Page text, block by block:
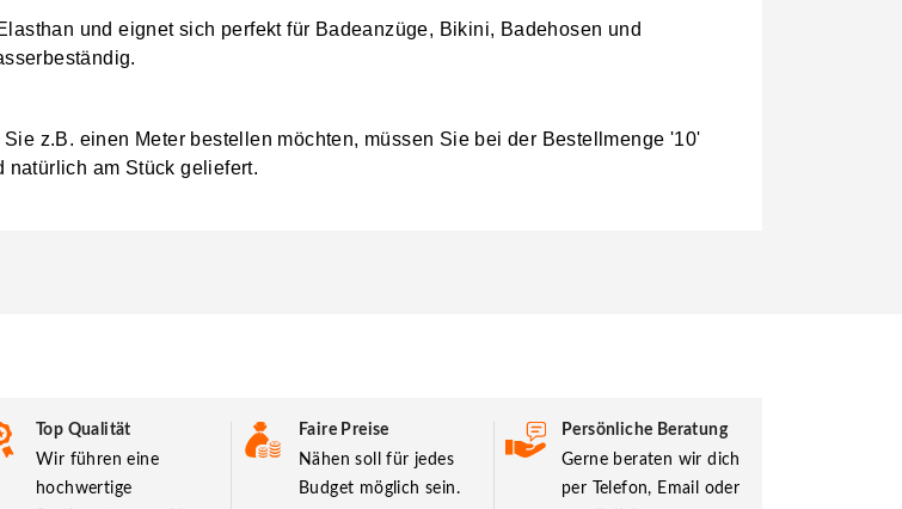
und eignet sich perfekt für Badeanzüge, Bikini, Badehosen und
z.B. einen Meter bestellen möchten, müssen Sie bei der Bestellmenge '10'
natürlich am Stück geliefert.
Top Qualität
Wir führen eine
hochwertige
Faire Preise
Nähen soll für jedes
Budget möglich sein.
Persönliche Beratung
Gerne beraten wir dich
per Telefon, Email oder